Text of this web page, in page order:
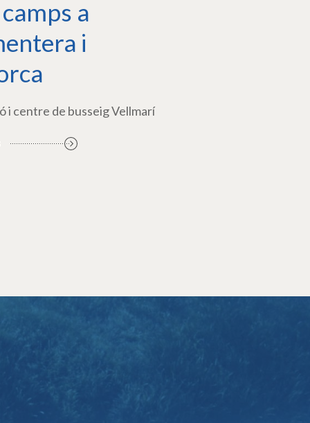
a
i
i centre de busseig Vellmarí